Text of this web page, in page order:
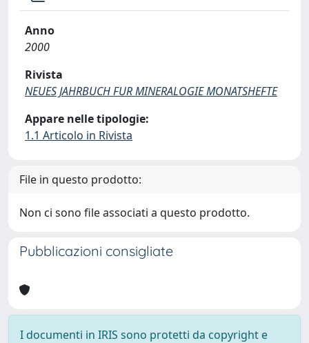
Anno
2000
Rivista
NEUES JAHRBUCH FUR MINERALOGIE MONATSHEFTE
Appare nelle tipologie:
1.1 Articolo in Rivista
File in questo prodotto:
Non ci sono file associati a questo prodotto.
Pubblicazioni consigliate
I documenti in IRIS sono protetti da copyright e